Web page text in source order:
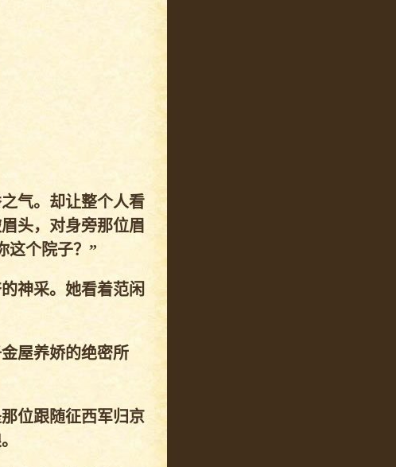
气。却让整个人看
头，对身旁那位眉
这个院子？”
神采。她看着范闲
屋养娇的绝密所
位跟随征西军归京